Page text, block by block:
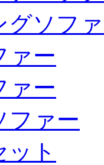
グソフ
ァー
ァー
ファー
ット